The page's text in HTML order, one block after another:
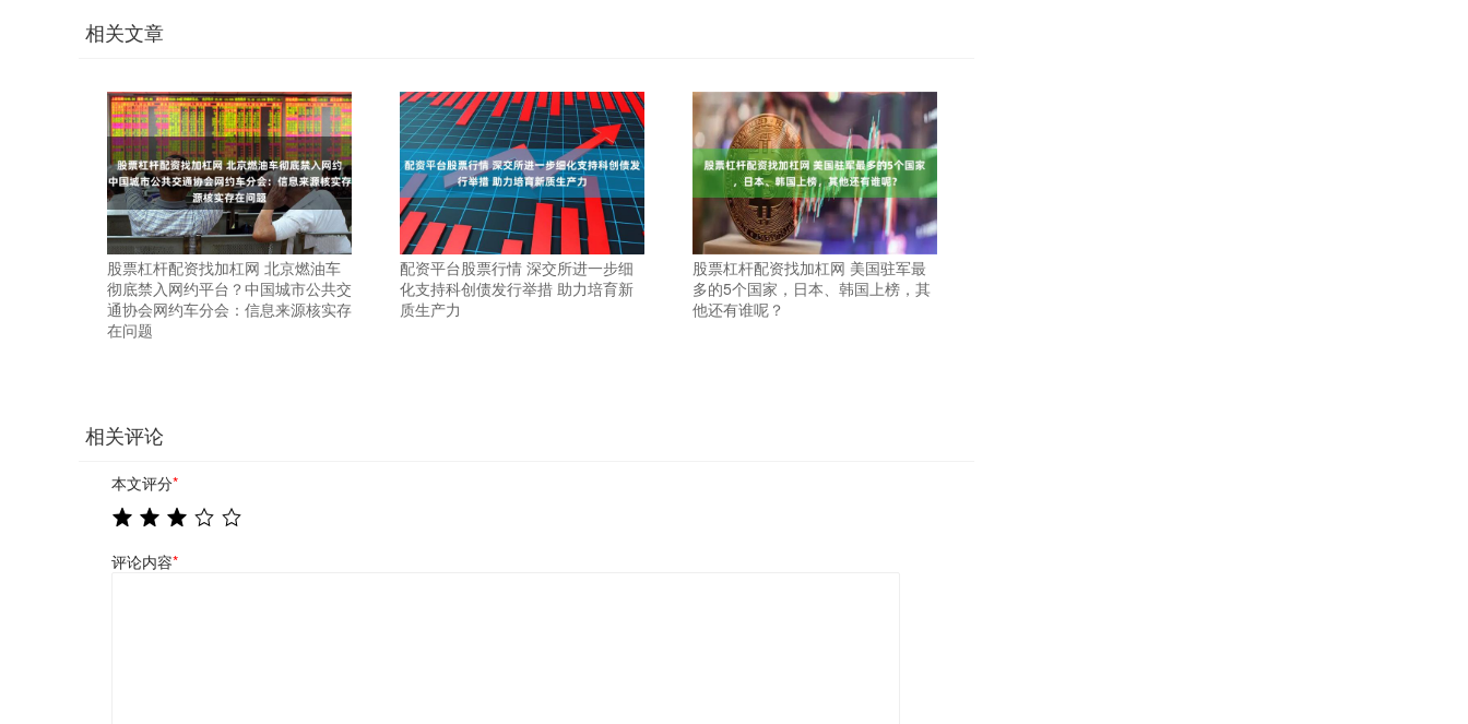
相关文章
股票杠杆配资找加杠网 北京燃油车
彻底禁入网约平台？中国城市公共交
通协会网约车分会：信息来源核实存
在问题
配资平台股票行情 深交所进一步细
化支持科创债发行举措 助力培育新
质生产力
股票杠杆配资找加杠网 美国驻军最
多的5个国家，日本、韩国上榜，其
他还有谁呢？
相关评论
本文评分*
评论内容*